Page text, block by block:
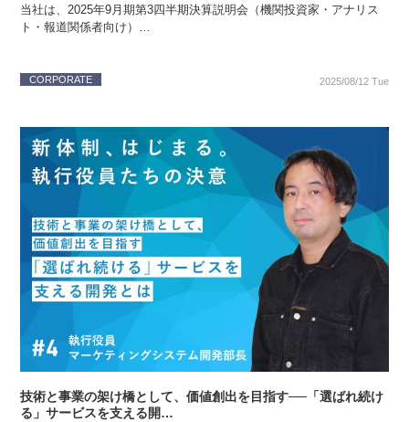
当社は、2025年9月期第3四半期決算説明会（機関投資家・アナリス
ト・報道関係者向け）…
CORPORATE 2025/08/12 Tue
技術と事業の架け橋として、価値創出を目指す──「選ばれ続け
る」サービスを支える開…